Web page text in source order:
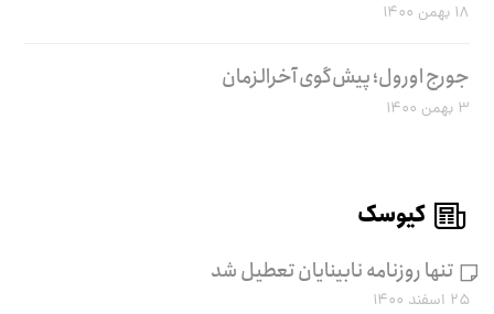
۱۸ بهمن ۱۴۰۰
جورج اورول؛ پیش‌گوی آخرالزمان
۳ بهمن ۱۴۰۰
کیوسک
تنها روزنامه نابینایان تعطیل شد
۲۵ اسفند ۱۴۰۰